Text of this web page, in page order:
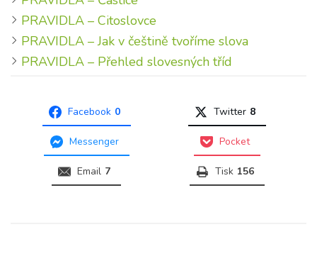
PRAVIDLA – Citoslovce
PRAVIDLA – Jak v češtině tvoříme slova
PRAVIDLA – Přehled slovesných tříd
Facebook 0 Twitter 8
Messenger Pocket
Email 7 Tisk 156